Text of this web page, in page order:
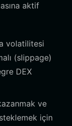
aktif
volatilitesi
(slippage)
DEX
ve
için